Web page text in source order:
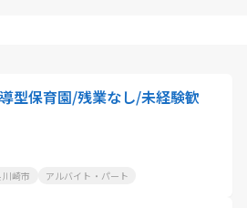
型保育園/残業なし/未経験歓
崎市 アルバイト・パート